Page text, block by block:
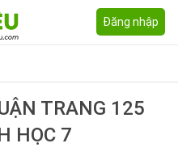
Đăng nhập
TRANG 125
HỌC 7